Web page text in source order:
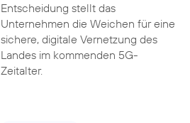
Entscheidung stellt das
Unternehmen die Weichen für eine
sichere, digitale Vernetzung des
Landes im kommenden 5G-
Zeitalter.